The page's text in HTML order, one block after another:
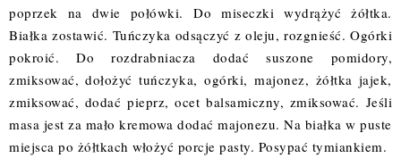
poprzek na dwie połówki. Do miseczki wydrążyć żółtka.
Białka zostawić. Tuńczyka odsączyć z oleju, rozgnieść. Ogórki
pokroić. Do rozdrabniacza dodać suszone pomidory,
zmiksować, dołożyć tuńczyka, ogórki, majonez, żółtka jajek,
zmiksować, dodać pieprz, ocet balsamiczny, zmiksować. Jeśli
masa jest za mało kremowa dodać majonezu. Na białka w puste
miejsca po żółtkach włożyć porcje pasty. Posypać tymiankiem.